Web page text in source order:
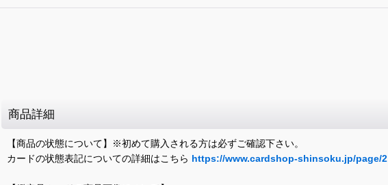
商品詳細
【商品の状態について】※初めて購入される方は必ずご確認下さい。
カードの状態表記についての詳細はこちら https://www.cardshop-shinsoku.jp/page/2